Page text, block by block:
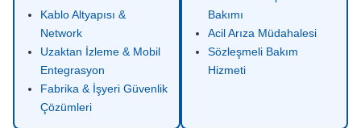
Kablo Altyapısı &
Network
Uzaktan İzleme & Mobil
Entegrasyon
Fabrika & İşyeri Güvenlik
Çözümleri
Bakımı
Acil Arıza Müdahalesi
Sözleşmeli Bakım
Hizmeti